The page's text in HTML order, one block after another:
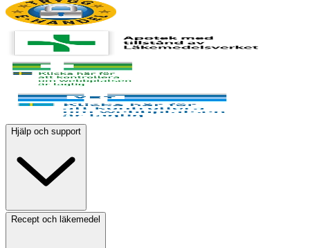
Hjälp och support
Recept och läkemedel